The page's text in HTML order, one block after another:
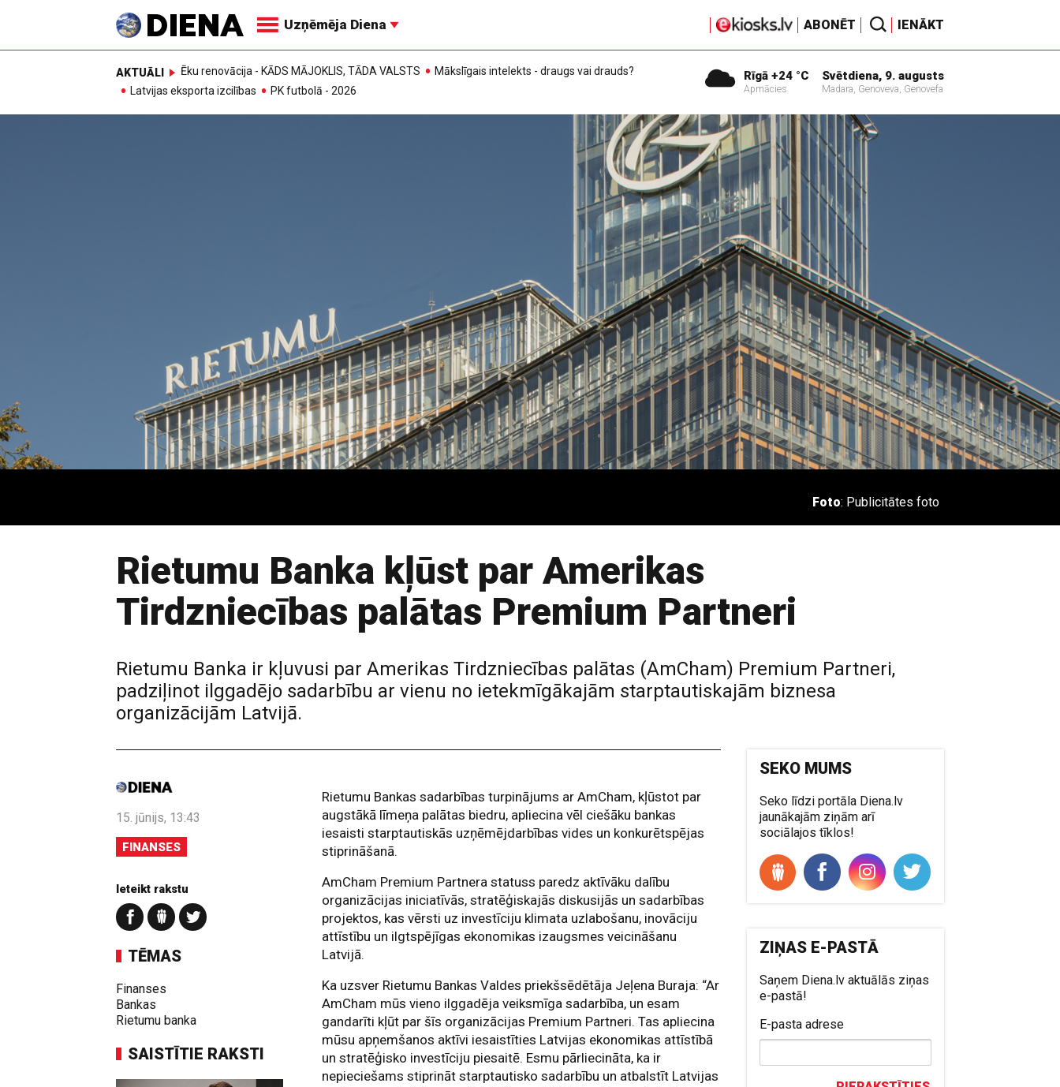
Uzņēmēja Diena ABONĒT IENĀKT
AKTUĀLI Ēku renovācija - KĀDS MĀJOKLIS, TĀDA VALSTS
Mākslīgais intelekts - draugs vai drauds?
Latvijas eksporta izcilības
PK futbolā - 2026
Rīgā +24 °C
Apmācies
Svētdiena, 9. augusts
Madara, Genoveva, Genovefa
Foto: Publicitātes foto
Rietumu Banka kļūst par Amerikas
Tirdzniecības palātas Premium Partneri
Rietumu Banka ir kļuvusi par Amerikas Tirdzniecības palātas (AmCham) Premium Partneri,
padziļinot ilggadējo sadarbību ar vienu no ietekmīgākajām starptautiskajām biznesa
organizācijām Latvijā.
15. jūnijs, 13:43
FINANSES
Ieteikt rakstu
TĒMAS
Finanses
Bankas
Rietumu banka
SAISTĪTIE RAKSTI
Rietumu Bankas sadarbības turpinājums ar AmCham, kļūstot par
augstākā līmeņa palātas biedru, apliecina vēl ciešāku bankas
iesaisti starptautiskās uzņēmējdarbības vides un konkurētspējas
stiprināšanā.
AmCham Premium Partnera statuss paredz aktīvāku dalību
organizācijas iniciatīvās, stratēģiskajās diskusijās un sadarbības
projektos, kas vērsti uz investīciju klimata uzlabošanu, inovāciju
attīstību un ilgtspējīgas ekonomikas izaugsmes veicināšanu
Latvijā.
Ka uzsver Rietumu Bankas Valdes priekšsēdētāja Jeļena Buraja: “Ar
AmCham mūs vieno ilggadēja veiksmīga sadarbība, un esam
gandarīti kļūt par šīs organizācijas Premium Partneri. Tas apliecina
mūsu apņemšanos aktīvi iesaistīties Latvijas ekonomikas attīstībā
un stratēģisko investīciju piesaitē. Esmu pārliecināta, ka ir
nepieciešams stiprināt starptautisko sadarbību un atbalstīt Latvijas
SEKO MUMS
Seko līdzi portāla Diena.lv
jaunākajām ziņām arī
sociālajos tīklos!
ZIŅAS E-PASTĀ
Saņem Diena.lv aktuālās ziņas
e-pastā!
E-pasta adrese